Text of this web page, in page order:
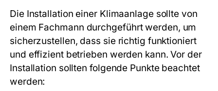
Die Installation einer Klimaanlage sollte von
einem Fachmann durchgeführt werden, um
sicherzustellen, dass sie richtig funktioniert
und effizient betrieben werden kann. Vor der
Installation sollten folgende Punkte beachtet
werden: